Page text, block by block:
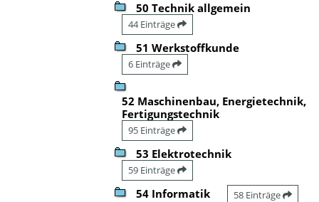
50 Technik allgemein
44 Einträge
51 Werkstoffkunde
6 Einträge
52 Maschinenbau, Energietechnik,
Fertigungstechnik
95 Einträge
53 Elektrotechnik
59 Einträge
54 Informatik 58 Einträge